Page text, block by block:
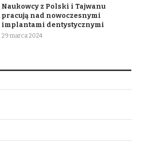
Naukowcy z Polski i Tajwanu
pracują nad nowoczesnymi
implantami dentystycznymi
29 marca 2024